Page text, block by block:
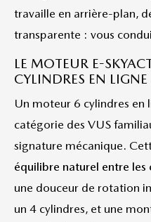
travaille en arrière-plan,
transparente : vous
LE MOTEUR E-
CYLINDRES EN LIGNE
Un moteur 6 cylindres en
catégorie des VUS
signature mécanique.
équilibre naturel entre les
une douceur de rotation
un 4 cylindres, et une